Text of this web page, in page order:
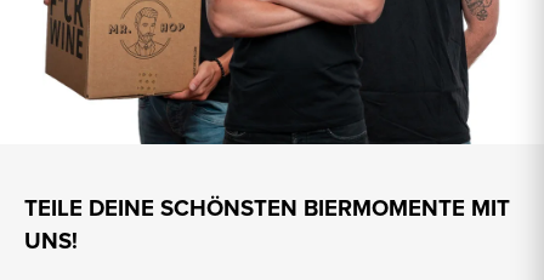
TEILE DEINE SCHÖNSTEN BIERMOMENTE MIT
UNS!